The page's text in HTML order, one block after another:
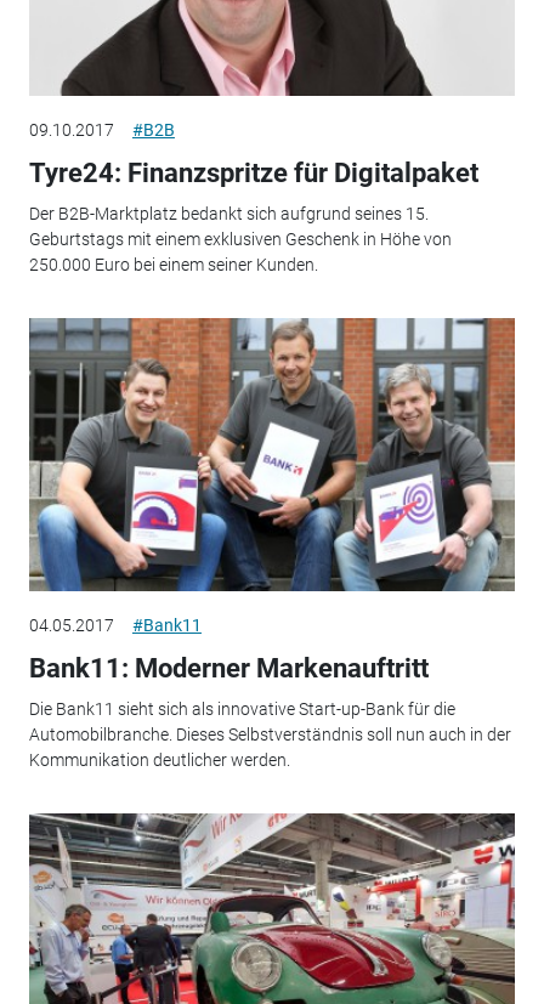
09.10.2017 #B2B
Tyre24: Finanzspritze für Digitalpaket
Der B2B-Marktplatz bedankt sich aufgrund seines 15.
Geburtstags mit einem exklusiven Geschenk in Höhe von
250.000 Euro bei einem seiner Kunden.
04.05.2017 #Bank11
Bank11: Moderner Markenauftritt
Die Bank11 sieht sich als innovative Start-up-Bank für die
Automobilbranche. Dieses Selbstverständnis soll nun auch in der
Kommunikation deutlicher werden.